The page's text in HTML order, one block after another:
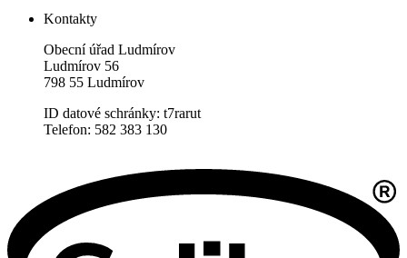
Kontakty
Obecní úřad Ludmírov
Ludmírov 56
798 55 Ludmírov
ID datové schránky: t7rarut
Telefon: 582 383 130